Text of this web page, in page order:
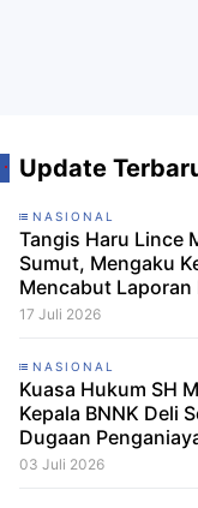
Update
NASIONAL
Tangis Haru Lince
Sumut, Mengaku
Mencabut Laporan
Dibebaskan
17 Juli 2026
NASIONAL
Kuasa Hukum SH
Kepala BNNK Deli
Dugaan
03 Juli 2026